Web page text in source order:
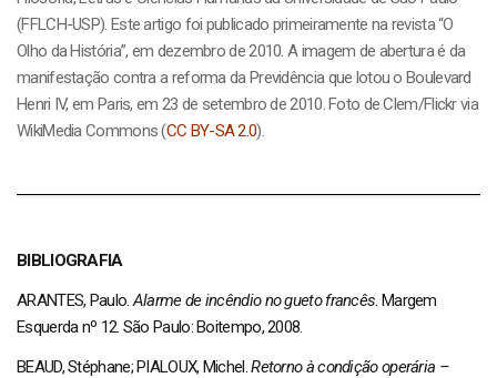
(FFLCH-USP). Este artigo foi publicado primeiramente na revista “O
Olho da História”, em dezembro de 2010. A imagem de abertura é da
manifestação contra a reforma da Previdência que lotou o Boulevard
Henri IV, em Paris, em 23 de setembro de 2010. Foto de Clem/Flickr via
WikiMedia Commons (CC BY-SA 2.0).
BIBLIOGRAFIA
ARANTES, Paulo. Alarme de incêndio no gueto francês . Margem
Esquerda nº 12. São Paulo: Boitempo, 2008.
BEAUD, Stéphane; PIALOUX, Michel.Retorno à condição operária –